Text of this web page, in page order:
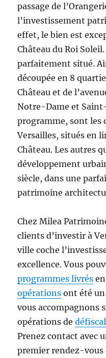
passage de
l’investissement
effet, le bien est
Château du Roi
parfaitement situé.
découpée en 8
Château et de
Notre-Dame et
programme, sont les
Versailles, situés en
Château. Les autres
développement
siècle, dans une
patrimoine
Chez Milea
clients d’investir à
ville coche
excellence. Vous
programmes livrés
opérations ont été un
vous accompagnons
opérations de
Prenez contact avec
premier rendez-